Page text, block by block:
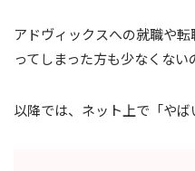
アドヴィックスへの就職や
ってしまった方も少なくない
以降では、ネット上で「やば